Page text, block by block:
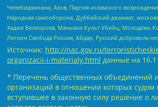
Челебиджихана, Азов, Партия исламского
Народная самооборона, Дуббайский джамаат,
Хаджи Белхороев, Маньяки Культ Убийц, Молодёжь
Легион Свобода России, Айдар, Русский
Источник: http://nac.gov.ru/
organizacii-i-materialy.html данные на
* Перечень общественных объединений
организаций в отношении которых судом
вступившее в законную силу решение о